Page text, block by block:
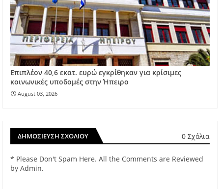
Επιπλέον 40,6 εκατ. ευρώ εγκρίθηκαν για κρίσιμες
κοινωνικές υποδομές στην Ήπειρο
August 03, 2026
ΔΗΜΟΣΊΕΥΣΗ ΣΧΟΛΊΟΥ 0 Σχόλια
* Please Don't Spam Here. All the Comments are Reviewed
by Admin.